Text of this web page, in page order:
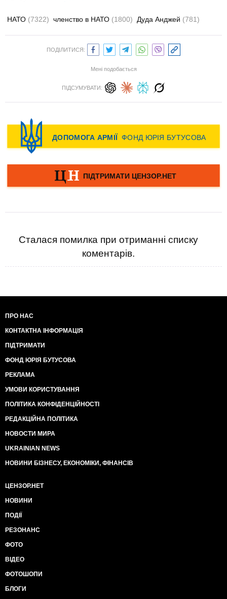
НАТО (7322) членство в НАТО (1800) Дуда Анджей (781)
ПОДІЛИТИСЯ:
Мені подобається
ПІДСУМУВАТИ:
Сталася помилка при отриманні списку
коментарів.
ПРО НАС
КОНТАКТНА ІНФОРМАЦІЯ
ПІДТРИМАТИ
ФОНД ЮРІЯ БУТУСОВА
РЕКЛАМА
УМОВИ КОРИСТУВАННЯ
ПОЛІТИКА КОНФІДЕНЦІЙНОСТІ
РЕДАКЦІЙНА ПОЛІТИКА
НОВОСТИ МИРА
UKRAINIAN NEWS
НОВИНИ БІЗНЕСУ, ЕКОНОМІКИ, ФІНАНСІВ
ЦЕНЗОР.НЕТ
НОВИНИ
ПОДІЇ
РЕЗОНАНС
ФОТО
ВІДЕО
ФОТОШОПИ
БЛОГИ